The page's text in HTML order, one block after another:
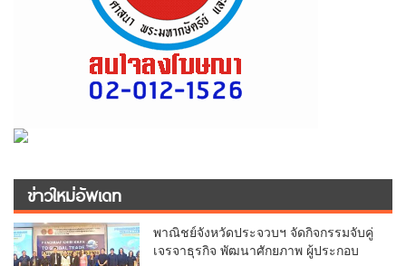
ข่าวใหม่อัพเดท
พาณิชย์จังหวัดประจวบฯ จัดกิจกรรมจับคู่
เจรจาธุรกิจ พัฒนาศักยภาพ ผู้ประกอบ